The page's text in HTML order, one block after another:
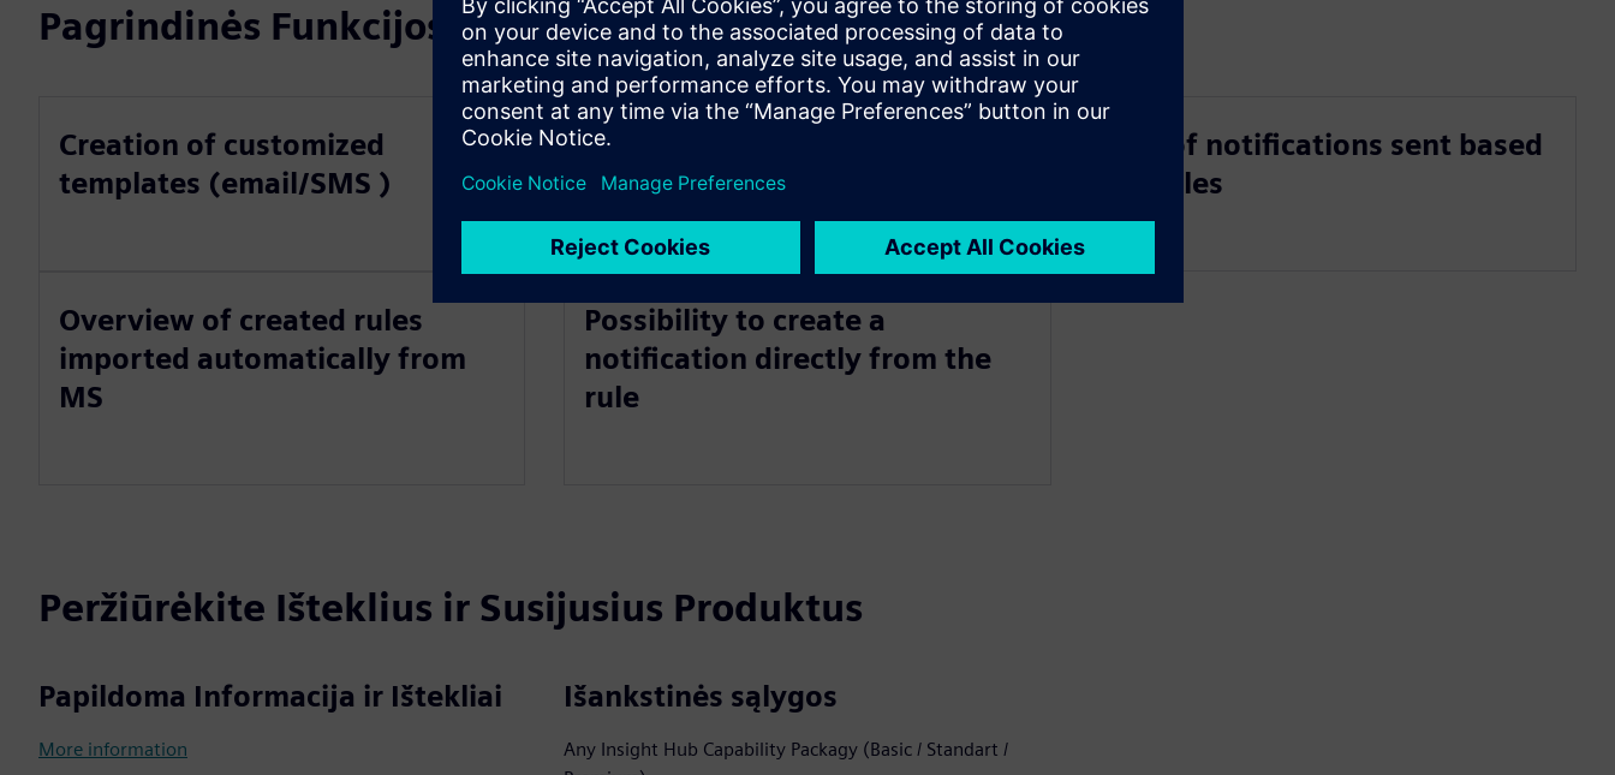
Pagrindinės Funkcijos
Creation of customized
templates (email/SMS )
Creating your own notifications
List of notifications sent based
on rules
Overview of created rules
imported automatically from
MS
Possibility to create a
notification directly from the
rule
Peržiūrėkite Išteklius ir Susijusius Produktus
Papildoma Informacija ir Ištekliai
More information
Išankstinės sąlygos
Any Insight Hub Capability Packagy (Basic / Standart /